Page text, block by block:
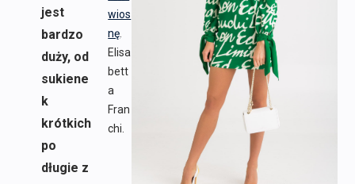
wios
nę
Elisa
bett
a
Fran
chi.
jest
bardzo
duży, od
sukiene
k
krótkich
po
długie z